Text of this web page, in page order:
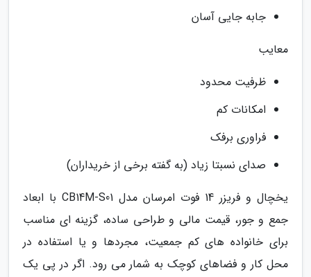
جابه جایی آسان
معایب
ظرفیت محدود
امکانات کم
فراوری برفک
صدای نسبتا زیاد (به گفته برخی از خریداران)
یخچال و فریزر 14 فوت امرسان مدل CB14M-S01 با ابعاد
جمع و جور، قیمت مالی و طراحی ساده، گزینه ای مناسب
برای خانواده های کم جمعیت، مجردها و یا استفاده در
محل کار و فضاهای کوچک به شمار می رود. اگر در پی یک